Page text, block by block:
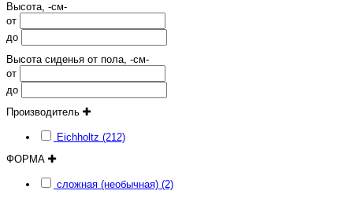
Высота, -см-
от
до
Высота сиденья от пола, -см-
от
до
Производитель
Eichholtz (212)
ФОРМА
сложная (необычная) (2)